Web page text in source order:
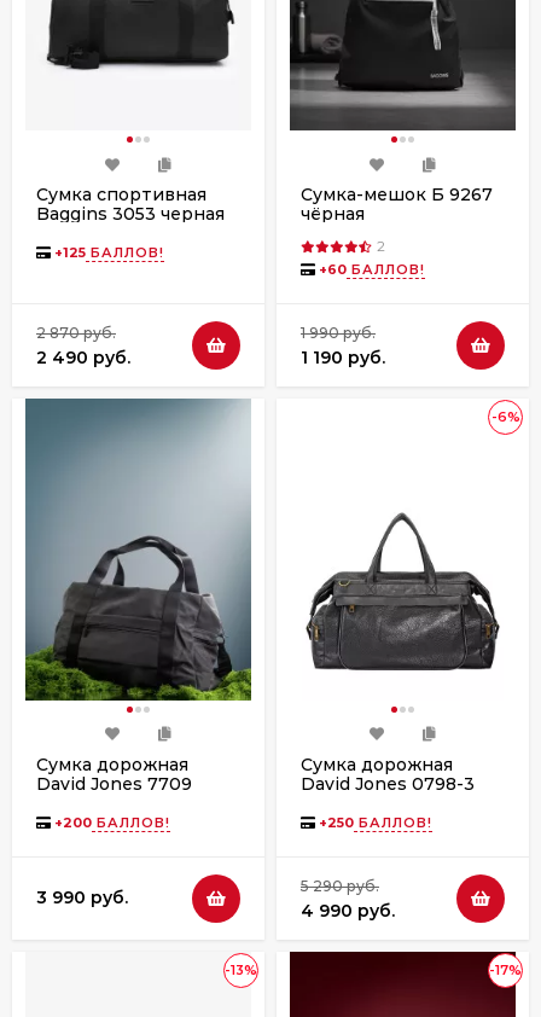
Сумка спортивная
Baggins 3053 черная
+125 БАЛЛОВ!
2 870 руб.
2 490 руб.
Сумка-мешок Б 9267
чёрная
2
+60 БАЛЛОВ!
1 990 руб.
1 190 руб.
Сумка дорожная
David Jones 7709
+200 БАЛЛОВ!
3 990 руб.
-6%
Сумка дорожная
David Jones 0798-3
+250 БАЛЛОВ!
5 290 руб.
4 990 руб.
-13% -17%